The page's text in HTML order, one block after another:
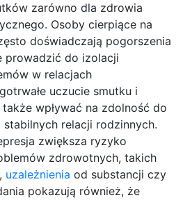
zarówno dla zdrowia
Osoby cierpiące na
doświadczają pogorszenia
prowadzić do izolacji
w relacjach
uczucie smutku i
wpływać na zdolność do
relacji rodzinnych.
zwiększa ryzyko
zdrowotnych, takich
uzależnienia od substancji czy
pokazują również, że